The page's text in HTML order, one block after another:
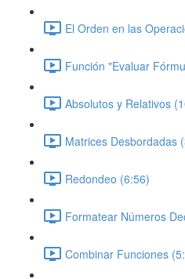
El Orden en las
Función "Evaluar
Absolutos y Relativos
Matrices Desbordadas
Redondeo (6:56)
Formatear Números
Combinar Funciones